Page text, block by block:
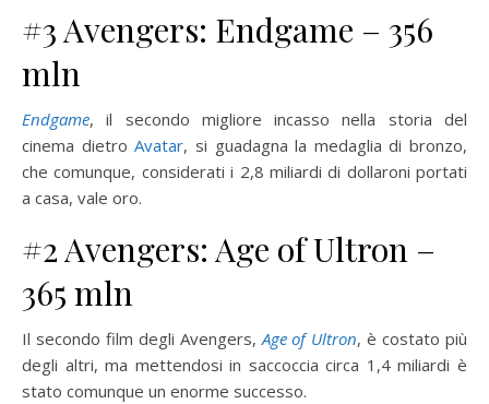
#3 Avengers: Endgame – 356
mln
Endgame, il secondo migliore incasso nella storia del
cinema dietroAvatar, si guadagna la medaglia di bronzo,
che comunque, considerati i 2,8 miliardi di dollaroni portati
a casa, vale oro.
#2 Avengers: Age of Ultron –
365 mln
Il secondo film degli Avengers, Age of Ultron, è costato più
degli altri, ma mettendosi in saccoccia circa 1,4 miliardi è
stato comunque un enorme successo.